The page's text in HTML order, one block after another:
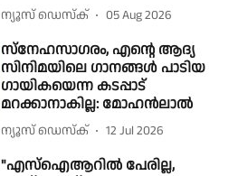
ന്യൂസ് ഡെസ്ക് 05 Aug 2026
സ്നേഹസാഗരം, എന്റെ ആദ്യ
സിനിമയിലെ ഗാനങ്ങൾ പാടിയ
ഗായികയെന്ന കടപ്പാട്
മറക്കാനാകില്ല: മോഹൻലാൽ
ന്യൂസ് ഡെസ്ക് 12 Jul 2026
"എസ്ഐആറിൽ പേരില്ല,